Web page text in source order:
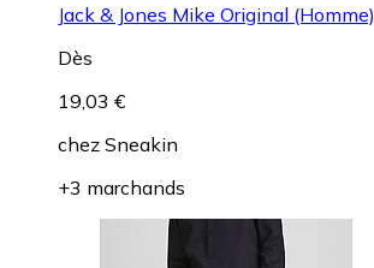
Jack & Jones Mike Original (Homme)
Dès
19,03 €
chez Sneakin
+3 marchands